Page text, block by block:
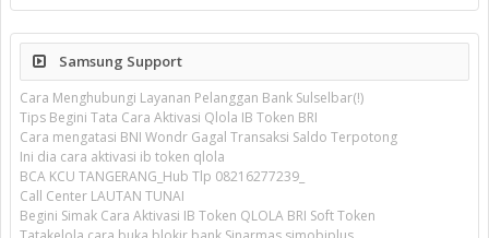
Samsung Support
Cara Menghubungi Layanan Pelanggan Bank Sulselbar(!)
Tips Begini Tata Cara Aktivasi Qlola IB Token BRI
Cara mengatasi BNI Wondr Gagal Transaksi Saldo Terpotong
Ini dia cara aktivasi ib token qlola
BCA KCU TANGERANG_Hub Tlp 08216277239_
Call Center LAUTAN TUNAI
Begini Simak Cara Aktivasi IB Token QLOLA BRI Soft Token